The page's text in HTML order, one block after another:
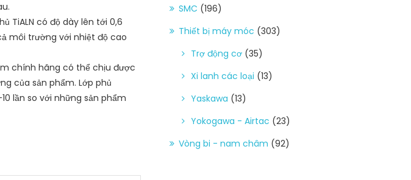
TiALN có độ dày lên tới 0,6
môi trường với nhiệt độ cao
chính hãng có thể chịu được
của sản phẩm. Lớp phủ
lần so với những sản phẩm
SMC (196)
Thiết bị máy móc (303)
Trợ động cơ (35)
Xi lanh các loại (13)
Yaskawa (13)
Yokogawa - Airtac (23)
Vòng bi - nam châm (92)